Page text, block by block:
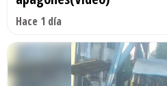
Hace 1 día